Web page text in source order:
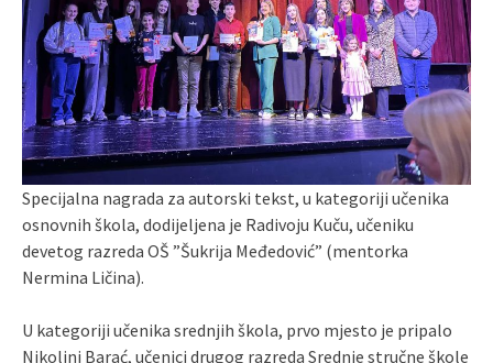
Specijalna nagrada za autorski tekst, u kategoriji učenika
osnovnih škola, dodijeljena je Radivoju Kuču, učeniku
devetog razreda OŠ ”Šukrija Međedović” (mentorka
Nermina Ličina).
U kategoriji učenika srednjih škola, prvo mjesto je pripalo
Nikolini Barać, učenici drugog razreda Srednje stručne škole